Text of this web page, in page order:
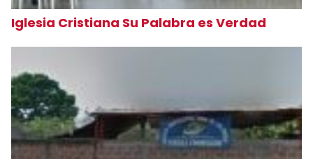
Iglesia Cristiana Su Palabra es Verdad